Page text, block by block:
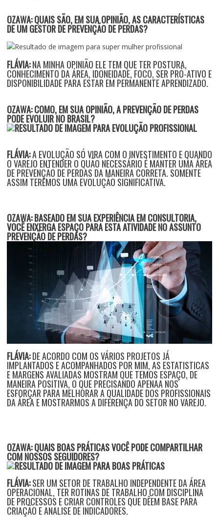
OZAWA: QUAIS SÃO, EM SUA OPINIÃO, AS CARACTERÍSTICAS
DE UM GESTOR DE PREVENÇÃO DE PERDAS?
FLÁVIA:NA MINHA OPINIÃO ELE TEM QUE TER POSTURA,
CONHECIMENTO DA ÁREA, IDONEIDADE, FOCO, SER PRÓ-ATIVO E
DISPONIBILIDADE PARA ESTAR EM PERMANENTE APRENDIZADO.
OZAWA: COMO, EM SUA OPINIÃO, A PREVENÇÃO DE PERDAS
PODE EVOLUIR NO BRASIL?
FLÁVIA:A EVOLUÇÃO SÓ VIRA COM O INVESTIMENTO E QUANDO
O VAREJO ENTENDER O QUÃO NECESSÁRIO É MANTER UMA ÁREA
DE PREVENÇÃO DE PERDAS DA MANEIRA CORRETA. SOMENTE
ASSIM TEREMOS UMA EVOLUÇÃO SIGNIFICATIVA.
OZAWA: BASEADO EM SUA EXPERIÊNCIA EM CONSULTORIA,
VOCÊ ENXERGA ESPAÇO PARA ESTA ATIVIDADE NO ASSUNTO
PREVENÇÃO DE PERDAS?
FLÁVIA:DE ACORDO COM OS VÁRIOS PROJETOS JÁ
IMPLANTADOS E ACOMPANHADOS POR MIM, AS ESTATISTICAS
E MARGENS AVALIADAS MOSTRAM QUE TEMOS ESPAÇO, DE
MANEIRA POSITIVA, O QUE PRECISANDO APENAA NOS
ESFORÇAR PARA MELHORAR A QUALIDADE DOS PROFISSIONAIS
DA ÁREA E MOSTRARMOS A DIFERENÇA DO SETOR NO VAREJO.
OZAWA: QUAIS BOAS PRÁTICAS VOCÊ PODE COMPARTILHAR
COM NOSSOS SEGUIDORES?
FLÁVIA:SER UM SETOR DE TRABALHO INDEPENDENTE DA ÁREA
OPERACIONAL, TER ROTINAS DE TRABALHO COM DISCIPLINA
DE PROCESSOS E CRIAR CONTROLES QUE DÊEM BASE PARA
CRIAÇÃO E ANALISE DE INDICADORES.